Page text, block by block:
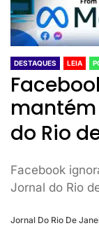
DESTAQUES LEIA
do Rio
Facebook
Jornal do Rio
Jornal Do Rio De